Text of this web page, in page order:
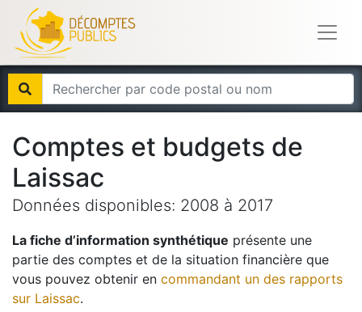
Comptes et budgets de
Laissac
Données disponibles: 2008 à 2017
La fiche d’information synthétique présente une
partie des comptes et de la situation financière que
vous pouvez obtenir en commandant un des rapports
sur Laissac.